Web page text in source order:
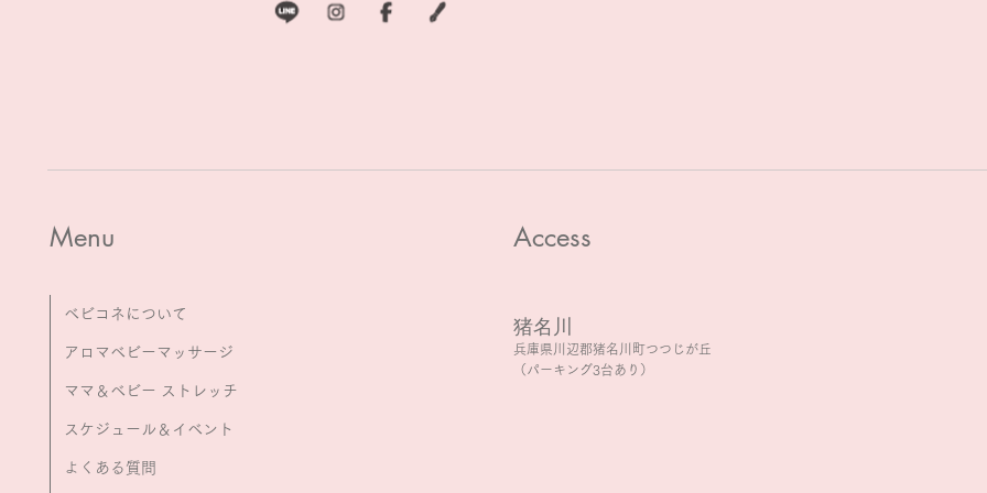
Menu
ベビコネについて
アロマベビーマッサージ
ママ＆ベビー ストレッチ
スケジュール＆イベント
よくある質問
Access
猪名川
兵庫県川辺郡猪名川町つつじが丘
（パーキング3台あり）